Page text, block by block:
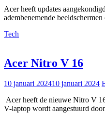
Acer heeft updates
adembenemende
Tech
Acer Nitro V 16
10 januari 202410 januari 2024
Acer heeft de nieuwe Nitro V
V-laptop wordt aangestuurd